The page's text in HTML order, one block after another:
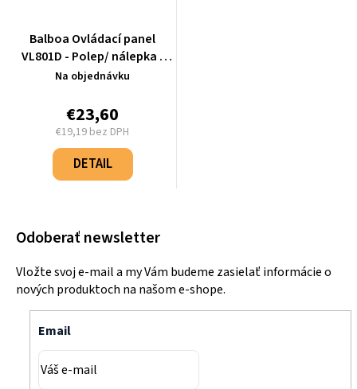
Balboa Ovládací panel
VL801D - Polep/ nálepka -
10763
Na objednávku
€23,60
€19,19 bez DPH
Jednotková
cena:
DETAIL
Odoberať newsletter
Vložte svoj e-mail a my Vám budeme zasielať informácie o
nových produktoch na našom e-shope.
Email